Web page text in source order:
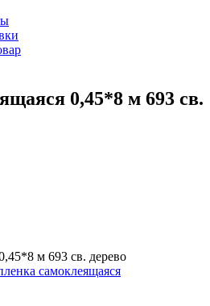
0,45*8 м 693 св.
м 693 св. дерево